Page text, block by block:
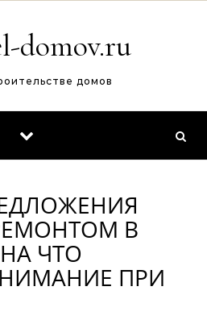
domov.ru
домов
В
ЧТО
ПРИ